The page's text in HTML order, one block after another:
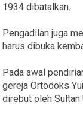
1934 dibatalkan.
Pengadilan juga
harus dibuka
Pada awal
gereja Ortodoks
direbut oleh Sultan